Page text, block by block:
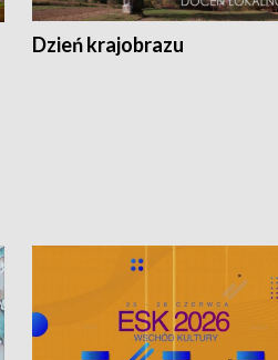
Dzień krajobrazu